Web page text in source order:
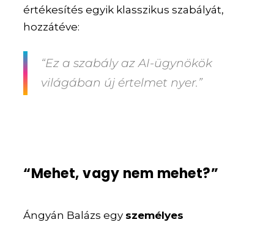
értékesítés egyik klasszikus szabályát,
hozzátéve:
“Ez a szabály az AI-ügynökök
világában új értelmet nyer.”
“Mehet, vagy nem mehet?”
Ángyán Balázs egy személyes